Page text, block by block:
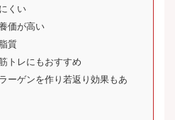
くい
価が高い
質
トレにもおすすめ
ーゲンを作り若返り効果もあ